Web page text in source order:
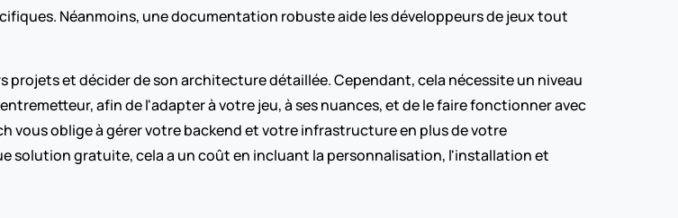
Néanmoins, une documentation robuste aide les développeurs de jeux tout
projets et décider de son architecture détaillée. Cependant, cela nécessite un niveau
afin de l'adapter à votre jeu, à ses nuances, et de le faire fonctionner avec
vous oblige à gérer votre backend et votre infrastructure en plus de votre
solution gratuite, cela a un coût en incluant la personnalisation, l'installation et